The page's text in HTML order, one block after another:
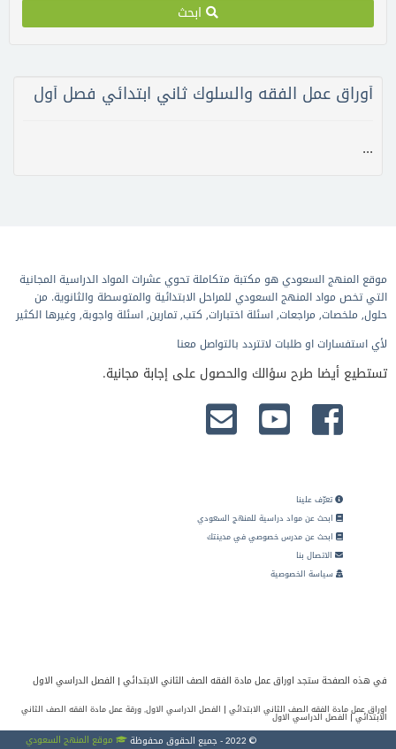
ابحث
أوراق عمل الفقه والسلوك ثاني ابتدائي فصل أول
...
موقع المنهج السعودي هو مكتبة متكاملة تحوي عشرات المواد الدراسية المجانية
التي تخص مواد المنهج السعودي للمراحل الابتدائية والمتوسطة والثانوية. من
حلول, ملخصات, مراجعات, اسئلة اختبارات, كتب, تمارين, اسئلة واجوبة, وغيرها الكثير
لأي استفسارات او طلبات لاتتردد بالتواصل معنا
تستطيع أيضا طرح سؤالك والحصول على إجابة مجانية.
تعرّف علينا
ابحث عن مواد دراسية للمنهج السعودي
ابحث عن مدرس خصوصي في مدينتك
الاتصال بنا
سياسة الخصوصية
في هذه الصفحة ستجد اوراق عمل مادة الفقه الصف الثاني الابتدائي | الفصل الدراسي الاول
اوراق عمل مادة الفقه الصف الثاني الابتدائي | الفصل الدراسي الاول, ورقة عمل مادة الفقه الصف الثاني
الابتدائي | الفصل الدراسي الاول
© 2022 - جميع الحقوق محفوظة موقع المنهج السعودي